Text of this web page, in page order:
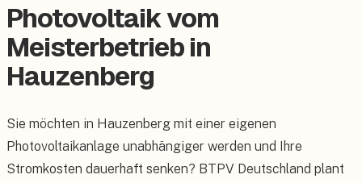
Photovoltaik vom
Meisterbetrieb in
Hauzenberg
Sie möchten in Hauzenberg mit einer eigenen
Photovoltaikanlage unabhängiger werden und Ihre
Stromkosten dauerhaft senken? BTPV Deutschland plant